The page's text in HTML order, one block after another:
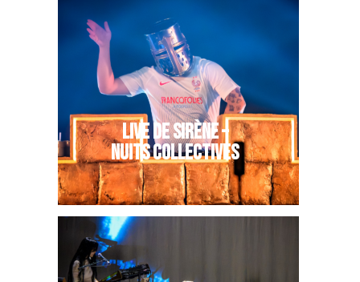
LIVE DE SIRÈNE –
NUITS COLLECTIVES